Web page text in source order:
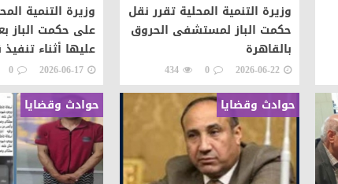
وزيرة التنمية المحلية تقرر نقل
حكمت الباز لمستشفى الحروق
بالقاهرة
2026-06-22
0
434
وزيرة التنمية
على حكمت الباز
عليها أثناء تنفيذ
2026-06-17
0
حوادث وقضايا حوادث وقضايا